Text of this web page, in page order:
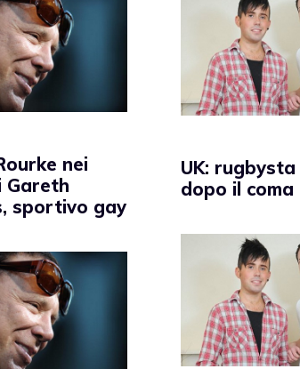
nei
Gareth
sportivo gay
UK:
dopo il coma